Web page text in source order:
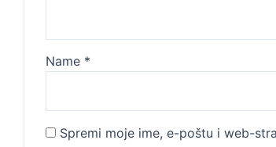
Name *
Spremi moje ime, e-poštu i web-